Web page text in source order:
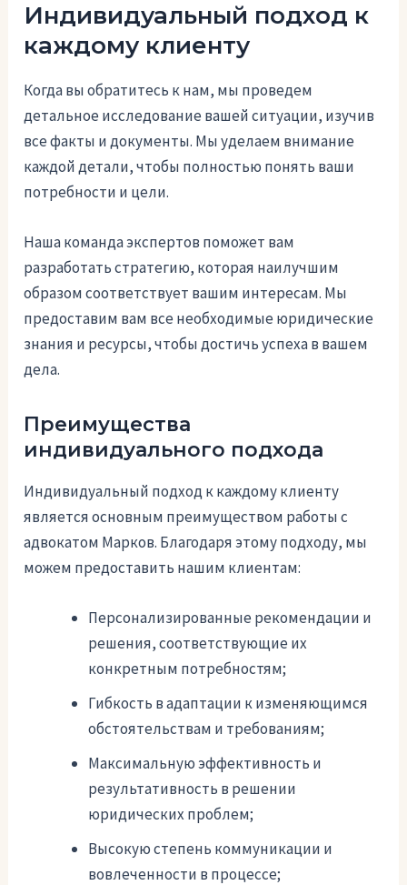
Индивидуальный подход к
каждому клиенту
Когда вы обратитесь к нам, мы проведем
детальное исследование вашей ситуации, изучив
все факты и документы. Мы уделаем внимание
каждой детали, чтобы полностью понять ваши
потребности и цели.
Наша команда экспертов поможет вам
разработать стратегию, которая наилучшим
образом соответствует вашим интересам. Мы
предоставим вам все необходимые юридические
знания и ресурсы, чтобы достичь успеха в вашем
дела.
Преимущества
индивидуального подхода
Индивидуальный подход к каждому клиенту
является основным преимуществом работы с
адвокатом Марков. Благодаря этому подходу, мы
можем предоставить нашим клиентам:
Персонализированные рекомендации и
решения, соответствующие их
конкретным потребностям;
Гибкость в адаптации к изменяющимся
обстоятельствам и требованиям;
Максимальную эффективность и
результативность в решении
юридических проблем;
Высокую степень коммуникации и
вовлеченности в процессе;